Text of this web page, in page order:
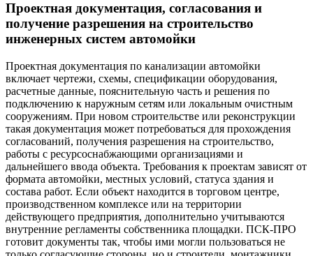
Проектная документация, согласования и
получение разрешения на строительство
инженерных систем автомойки
Проектная документация по канализации автомойки
включает чертежи, схемы, спецификации оборудования,
расчетные данные, пояснительную часть и решения по
подключению к наружным сетям или локальным очистным
сооружениям. При новом строительстве или реконструкции
такая документация может потребоваться для прохождения
согласований, получения разрешения на строительство,
работы с ресурсоснабжающими организациями и
дальнейшего ввода объекта. Требования к проектам зависят от
формата автомойки, местных условий, статуса здания и
состава работ. Если объект находится в торговом центре,
производственном комплексе или на территории
действующего предприятия, дополнительно учитываются
внутренние регламенты собственника площадки. ПСК-ПРО
готовит документы так, чтобы ими могли пользоваться не